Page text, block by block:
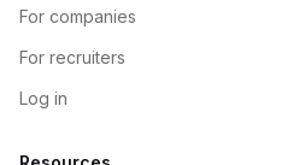
For companies
For recruiters
Log in